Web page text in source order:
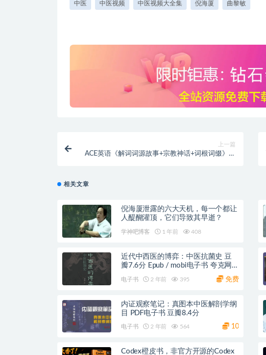
中医 中医视频 中医视频大全集 倪海厦 曲黎敏
上一篇
ACE英语《解词词源故事+宗教神话+词根词缀》速
相关文章
倪海厦泄露的六大天机，每一个都让
人醍醐灌顶，它们导致其早逝？
学神吧博客 1 年前 408
近代中西医的博弈：中医抗菌史 豆
瓣7.6分 Epub / mobi电子书 夸克网
电子书 2 年前 395 免费
内证观察笔记：真图本中医解剖学纲
目 PDF电子书 豆瓣8.4分
电子书 2 年前 564 10
Codex橙皮书，非官方开源的Codex